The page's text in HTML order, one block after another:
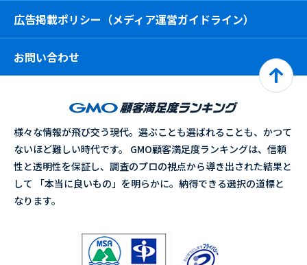
広告掲載ポリシー（メディア運営ガイドライン）
お問い合わせ
様々な情報が飛び交う現代。選ぶことも選ばれることも、かつて
ないほど難しい時代です。 GMO顧客満足度ランキングは、信頼
性と透明性を保証し、調査のプロの視点から導き出された結果と
して 「本当に良いもの」を明らかに。納得できる選択の道標と
なります。